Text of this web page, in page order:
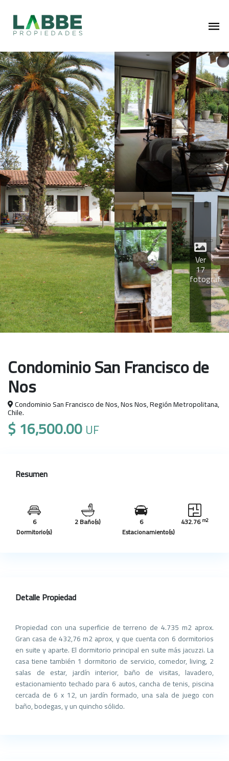
Ver
17
Condominio San Francisco de
Nos
Condominio San Francisco de Nos, Nos Nos, Región Metropolitana,
Chile.
$ 16,500.00UF
Resumen
6
Dormitorio(s)
2 Baño(s)
6
Estacionamiento(s)
432.76m2
Detalle Propiedad
Propiedad con una superficie de terreno de 4.735 m2 aprox.
Gran casa de 432,76 m2 aprox, y que cuenta con 6 dormitorios
en suite y aparte. El dormitorio principal en suite más jacuzzi. La
casa tiene también 1 dormitorio de servicio, comedor, living, 2
salas de estar, jardín interior, baño de visitas, lavadero,
estacionamiento techado para 6 autos, cancha de tenis, piscina
cercada de 6 x 12, un jardín formado, una sala de juego con
baño, bodegas, y un quincho sólido.